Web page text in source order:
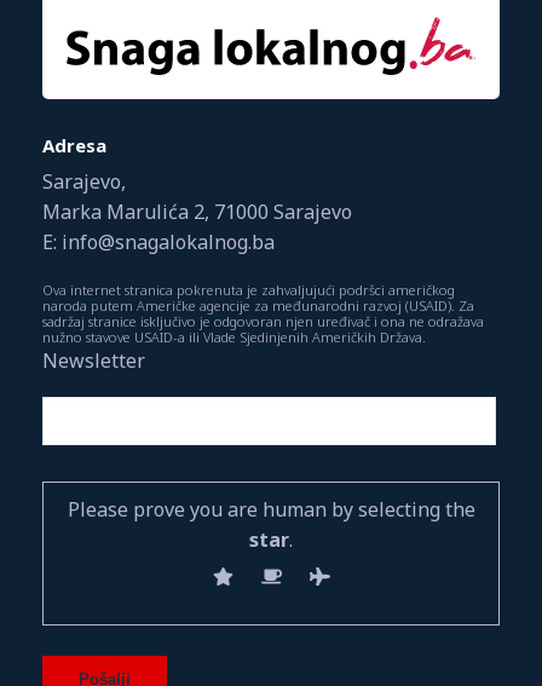
Adresa
Sarajevo,
Marka Marulića 2, 71000 Sarajevo
E: info@snagalokalnog.ba
Ova internet stranica pokrenuta je zahvaljujući podršci američkog
naroda putem Američke agencije za međunarodni razvoj (USAID). Za
sadržaj stranice isključivo je odgovoran njen uređivač i ona ne odražava
nužno stavove USAID-a ili Vlade Sjedinjenih Američkih Država.
Newsletter
Please prove you are human by selecting the
star.